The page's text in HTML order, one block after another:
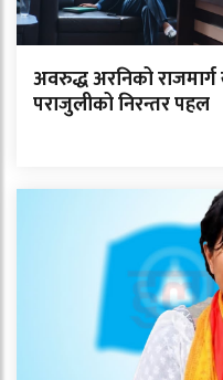
अवरुद्ध अरनिको
पराजुलीको निरन्तर पहल